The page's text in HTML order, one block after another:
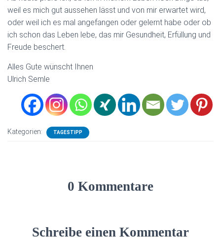
weil es mich gut aussehen lässt und von mir erwartet wird,
oder weil ich es mal angefangen oder gelernt habe oder ob
ich schon das Leben lebe, das mir Gesundheit, Erfüllung und
Freude beschert.
Alles Gute wünscht Ihnen
Ulrich Semle
Kategorien: TAGESTIPP
0 Kommentare
Schreibe einen Kommentar